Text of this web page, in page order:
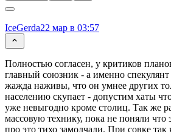
IceGerda22 мар в 03:57
Полностью согласен, у критиков
главный союзник - а именно
жажда наживы, что он умнее других
населению скупает - допустим хаты
уже невыгодно кроме столиц. Так же
массовую технику, пока не поняли что
про это тихо замолчали. При совке так